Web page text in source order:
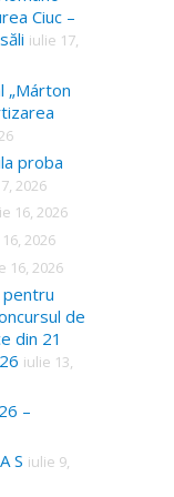
Ciuc –
iulie 17,
„Márton
proba
2026
16, 2026
2026
16, 2026
pentru
de
din 21
iulie 13,
–
S iulie 9,